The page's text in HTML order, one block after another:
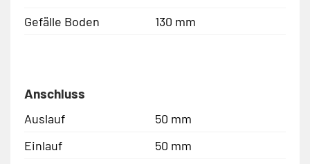
Gefälle Boden
130 mm
Anschluss
Auslauf
50 mm
Einlauf
50 mm